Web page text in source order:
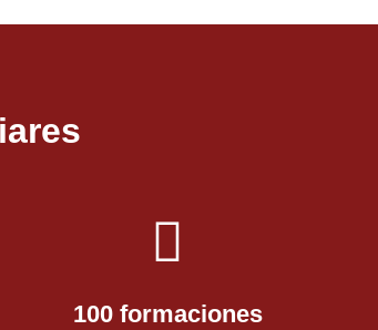
100 formaciones